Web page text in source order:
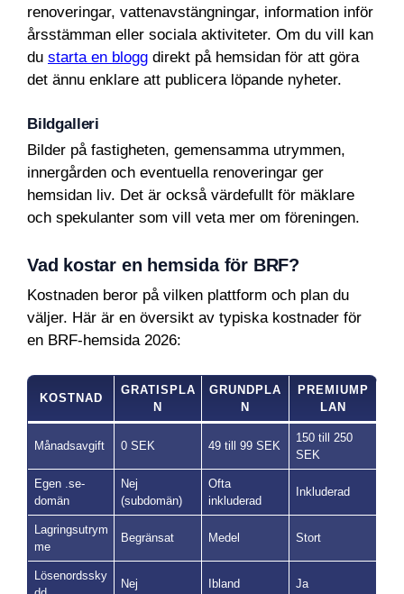
renoveringar, vattenavstängningar, information inför
årsstämman eller sociala aktiviteter. Om du vill kan
du starta en blogg direkt på hemsidan för att göra
det ännu enklare att publicera löpande nyheter.
Bildgalleri
Bilder på fastigheten, gemensamma utrymmen,
innergården och eventuella renoveringar ger
hemsidan liv. Det är också värdefullt för mäklare
och spekulanter som vill veta mer om föreningen.
Vad kostar en hemsida för BRF?
Kostnaden beror på vilken plattform och plan du
väljer. Här är en översikt av typiska kostnader för
en BRF-hemsida 2026:
KOSTNAD
GRATISPLA
N
GRUNDPLA
N
PREMIUMP
LAN
Månadsavgift 0 SEK 49 till 99 SEK
150 till 250
SEK
Egen .se-
domän
Nej
(subdomän)
Ofta
inkluderad
Inkluderad
Lagringsutrym
me
Begränsat Medel Stort
Lösenordssky
Nej Ibland Ja